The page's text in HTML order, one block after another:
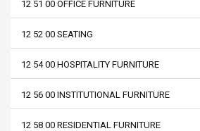
12 51 00 OFFICE FURNITURE
12 52 00 SEATING
12 54 00 HOSPITALITY FURNITURE
12 56 00 INSTITUTIONAL FURNITURE
12 58 00 RESIDENTIAL FURNITURE